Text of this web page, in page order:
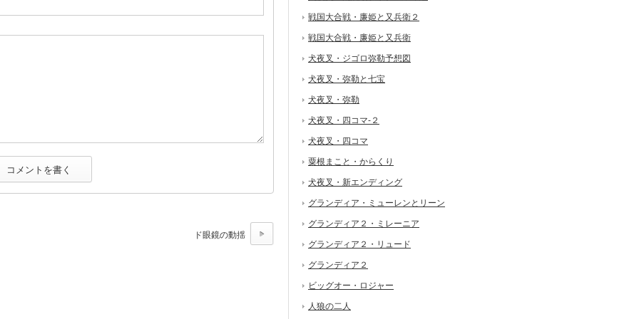
ド眼鏡の動揺
戦国大合戦・廉姫と又兵衛２
戦国大合戦・廉姫と又兵衛
犬夜叉・ジゴロ弥勒予想図
犬夜叉・弥勒と七宝
犬夜叉・弥勒
犬夜叉・四コマ-２
犬夜叉・四コマ
粟根まこと・からくり
犬夜叉・新エンディング
グランディア・ミューレンとリーン
グランディア２・ミレーニア
グランディア２・リュード
グランディア２
ビッグオー・ロジャー
人狼の二人